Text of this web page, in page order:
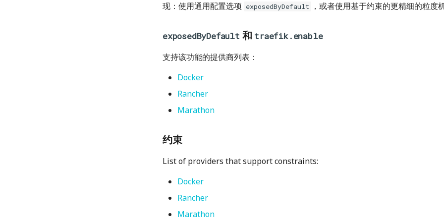
现：使用通用配置选项 exposedByDefault ，或者使用基于约束的更精细的粒度
exposedByDefault 和 traefik.enable
支持该功能的提供商列表：
Docker
Rancher
Marathon
约束
List of providers that support constraints:
Docker
Rancher
Marathon